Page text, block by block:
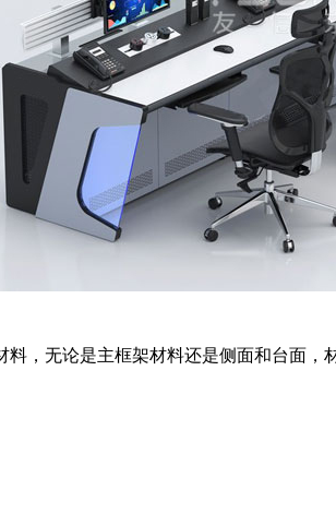
无论是主框架材料还是侧面和台面，